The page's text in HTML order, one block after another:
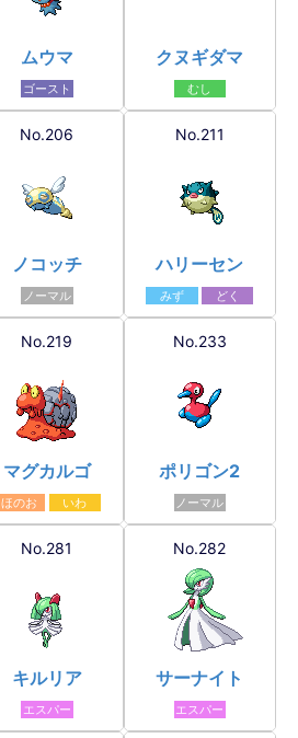
ムウマ
ゴースト
クヌギダマ
むし
No.206
ノコッチ
ノーマル
No.211
ハリーセン
みず どく
No.219
マグカルゴ
ほのお いわ
No.233
ポリゴン2
ノーマル
No.281
キルリア
エスパー
No.282
サーナイト
エスパー